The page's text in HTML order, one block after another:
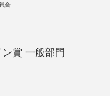
会
賞 一般部門